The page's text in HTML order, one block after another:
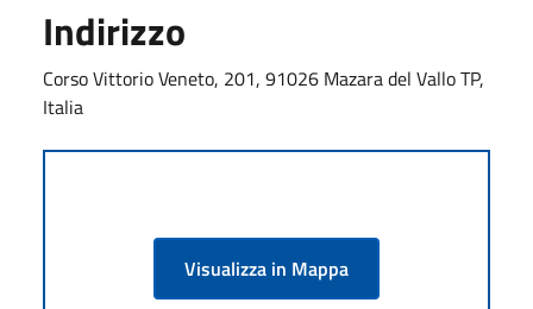
Indirizzo
Corso Vittorio Veneto, 201, 91026 Mazara del Vallo TP,
Italia
Visualizza in Mappa